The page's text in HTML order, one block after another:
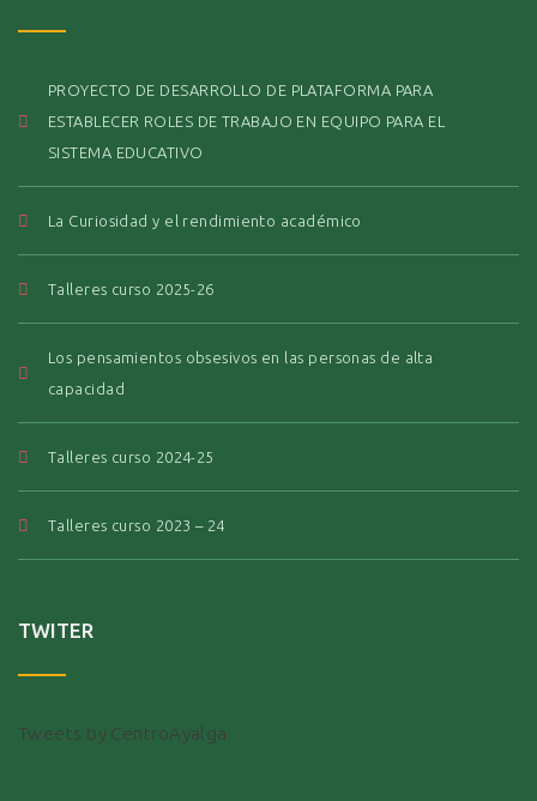
PROYECTO DE DESARROLLO DE PLATAFORMA PARA
ESTABLECER ROLES DE TRABAJO EN EQUIPO PARA EL
SISTEMA EDUCATIVO
La Curiosidad y el rendimiento académico
Talleres curso 2025-26
Los pensamientos obsesivos en las personas de alta
capacidad
Talleres curso 2024-25
Talleres curso 2023 – 24
TWITER
Tweets by CentroAyalga